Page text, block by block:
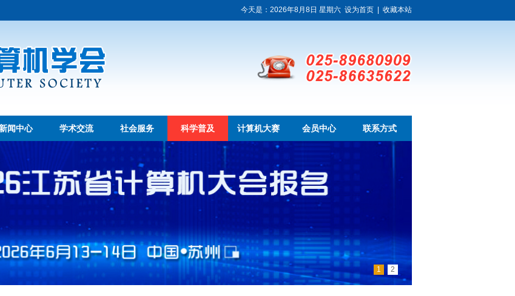
今天是：2026年8月8日 星期六 设为首页| 收藏本站
新闻中心 学术交流 社会服务 科学普及 计算机大赛 会员中心 联系方式
1 2